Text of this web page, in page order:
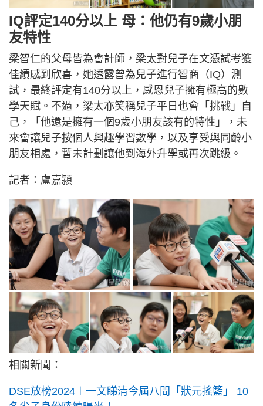
IQ評定140分以上 母：他仍有9歲小朋
友特性
梁智仁的父母皆為會計師，梁太對兒子在文憑試考獲
佳績感到欣喜，她透露曾為兒子進行智商（IQ）測
試，最終評定有140分以上，感恩兒子擁有極高的數
學天賦。不過，梁太亦笑稱兒子平日也會「挑戰」自
己，「他還是擁有一個9歲小朋友該有的特性」，未
來會讓兒子按個人興趣學習數學，以及享受與同齡小
朋友相處，暫未計劃讓他到海外升學或再次跳級。
記者：盧嘉潁
相關新聞：
DSE放榜2024︱一文睇清今屆八間「狀元搖籃」 10